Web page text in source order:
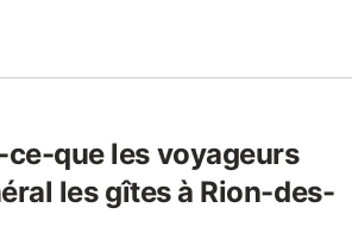
que les voyageurs
les gîtes à Rion-des-